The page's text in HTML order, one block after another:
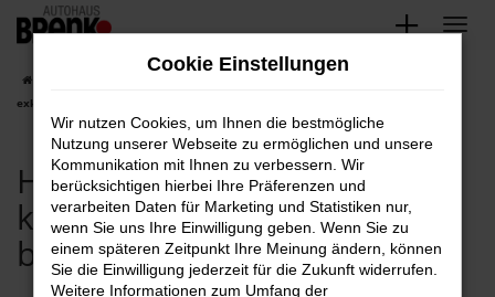
Zum
springen
Hyundai Gebrauchtwagen kaufen, finanzieren
exklusiv bei Ihrem Hyundai Händler
Hyundai Gebrauchtwagen
kaufen, finanzieren exklusiv
bei Ihrem Hyundai Händler
Cookie Einstellungen
Wir nutzen Cookies, um Ihnen die bestmögliche
Nutzung unserer Webseite zu ermöglichen und unsere
Kommunikation mit Ihnen zu verbessern. Wir
berücksichtigen hierbei Ihre Präferenzen und
verarbeiten Daten für Marketing und Statistiken nur,
wenn Sie uns Ihre Einwilligung geben. Wenn Sie zu
einem späteren Zeitpunkt Ihre Meinung ändern, können
Sie die Einwilligung jederzeit für die Zukunft widerrufen.
Weitere Informationen zum Umfang der